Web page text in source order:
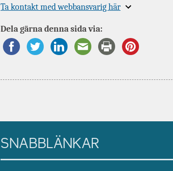
Expandera
om
Ta kontakt med webbansvarig här
Dela gärna denna sida via:
SNABBLÄNKAR